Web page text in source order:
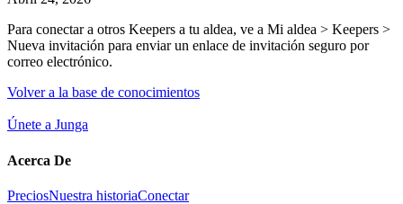
Para conectar a otros Keepers a tu aldea, ve a Mi aldea > Keepers >
Nueva invitación para enviar un enlace de invitación seguro por
correo electrónico.
Volver a la base de conocimientos
Únete a Junga
Acerca De
PreciosNuestra historiaConectar